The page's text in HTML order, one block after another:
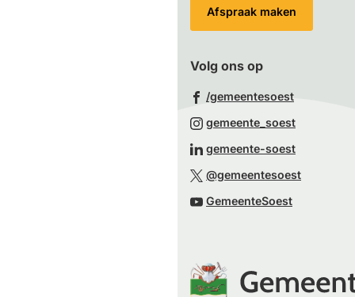
website)
Afspraak maken
Volg ons op
/gemeentesoest(Verwijst
naar
externe
website)
gemeente_soest(Verwijst
externe
gemeente-soest(Verwijst
naar
@gemeentesoest(Verwijst
GemeenteSoest(Verwijst
website)